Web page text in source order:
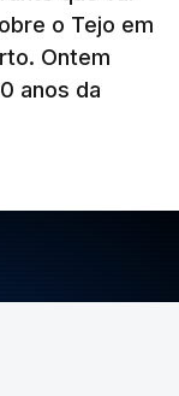
o Tejo em
Ontem
anos da